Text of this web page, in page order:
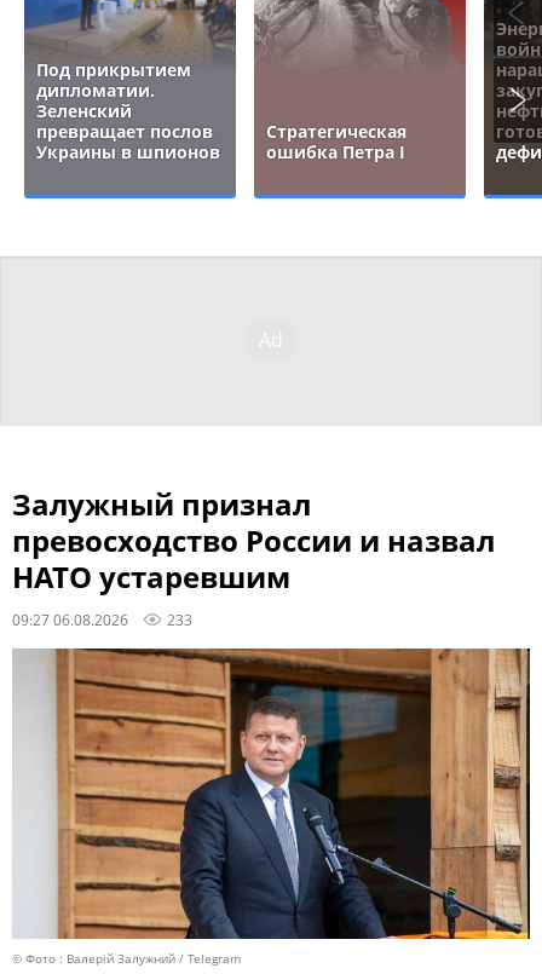
Под прикрытием
дипломатии.
Зеленский
превращает послов
Украины в шпионов
Стратегическая
ошибка Петра I
Залужный признал
превосходство России и назвал
НАТО устаревшим
09:27 06.08.2026 233
© Фото : Валерій Залужний / Telegram